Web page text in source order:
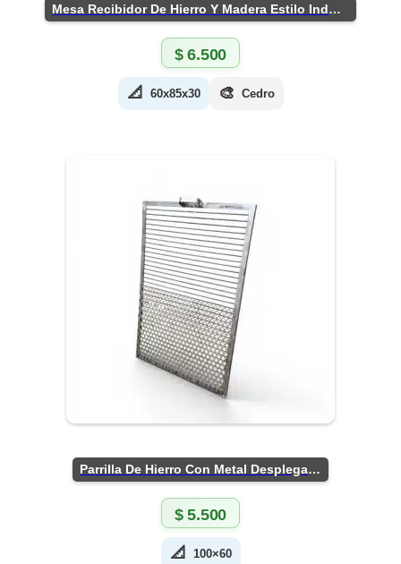
Mesa Recibidor De Hierro Y Madera Estilo Industrial
$6.500
📐 60x85x30 🎨 Cedro
Parrilla De Hierro Con Metal Desplegado
$5.500
📐 100×60